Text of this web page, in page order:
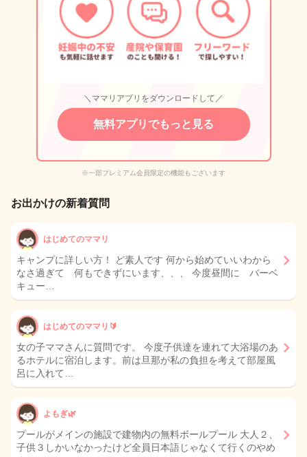
＼ママリアプリをダウンロードして／
無料アプリでもっと見る
※一部プレミアム会員限定の機能もございます
お出かけの新着質問
はじめてのママリ
キャンプに詳しい方！ ど素人です 何から始めていいわから
なさ過ぎて 何もできずにいます、、、 今度昼間に バーベ
キュー…
はじめてのママリ🔰
女の子ママさんに質問です。 今度子供達を連れて大浴場のあ
るホテルに宿泊します。前は旦那が私の負担を考えて部屋風
呂に入れて…
よもぎ🌿
プールがメインの施設で建物内の無料ボールプール 大人２、
子供３しかいなかったけど全員日本語じゃなくて行くのやめ